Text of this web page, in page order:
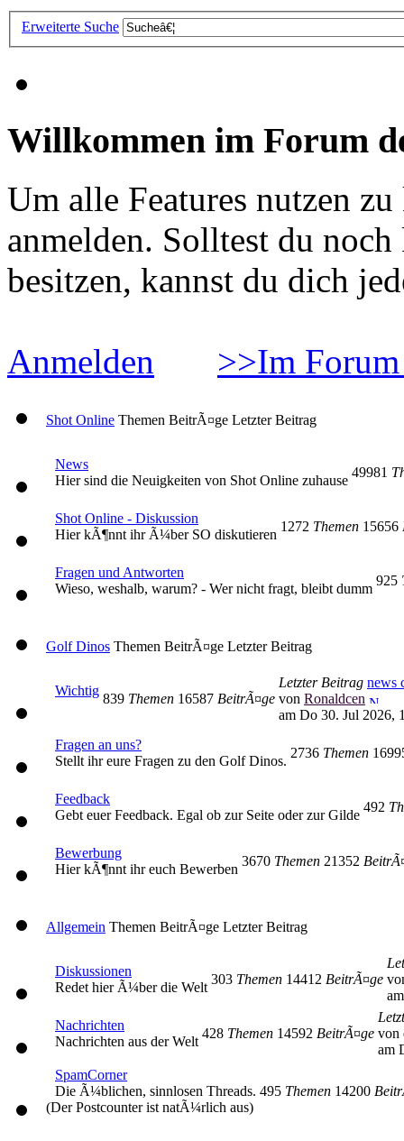
Erweiterte Suche
Willkommen im Forum
Um alle Features nutzen
anmelden. Solltest du
besitzen, kannst du dich
Anmelden >>Im
Shot Online Themen BeitrÃ¤ge Letzter Beitrag
News
Hier sind die Neuigkeiten von Shot Online zuhause
49981
Shot Online - Diskussion
Hier kÃ¶nnt ihr Ã¼ber SO diskutieren
1272 Themen 15656
Fragen und Antworten
Wieso, weshalb, warum? - Wer nicht fragt, bleibt dumm
925
Golf Dinos Themen BeitrÃ¤ge Letzter Beitrag
Wichtig
839 Themen 16587 BeitrÃ¤ge
Letzter Beitrag news
von Ronaldcen
am Do 30. Jul 2026,
Fragen an uns?
Stellt ihr eure Fragen zu den Golf Dinos.
2736 Themen
Feedback
Gebt euer Feedback. Egal ob zur Seite oder zur Gilde
492
Bewerbung
Hier kÃ¶nnt ihr euch Bewerben
3670 Themen 21352
Allgemein Themen BeitrÃ¤ge Letzter Beitrag
Diskussionen
Redet hier Ã¼ber die Welt
303 Themen 14412 BeitrÃ¤ge
Nachrichten
Nachrichten aus der Welt
428 Themen 14592 BeitrÃ¤ge von
am
SpamCorner
Die Ã¼blichen, sinnlosen Threads.
(Der Postcounter ist natÃ¼rlich aus)
495 Themen 14200